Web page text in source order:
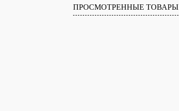
ПРОСМОТРЕННЫЕ ТОВАРЫ